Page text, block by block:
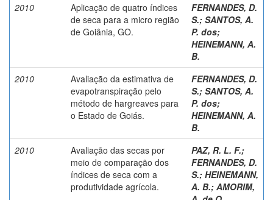
2010
Aplicação de quatro índices
de seca para a micro região
de Goiânia, GO.
FERNANDES, D.
S.; SANTOS, A.
P. dos;
HEINEMANN, A.
B.
2010
Avaliação da estimativa de
evapotranspiração pelo
método de hargreaves para
o Estado de Goiás.
FERNANDES, D.
S.; SANTOS, A.
P. dos;
HEINEMANN, A.
B.
2010
Avaliação das secas por
meio de comparação dos
índices de seca com a
produtividade agrícola.
PAZ, R. L. F.;
FERNANDES, D.
S.; HEINEMANN,
A. B.; AMORIM,